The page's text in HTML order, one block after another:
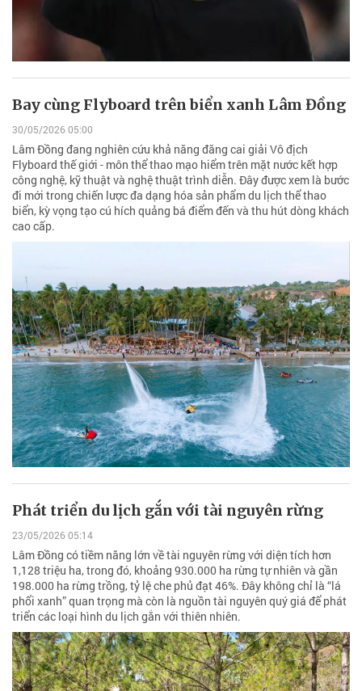
Bay cùng Flyboard trên biển xanh Lâm Đồng
30/05/2026 05:00
Lâm Đồng đang nghiên cứu khả năng đăng cai giải Vô địch
Flyboard thế giới - môn thể thao mạo hiểm trên mặt nước kết hợp
công nghệ, kỹ thuật và nghệ thuật trình diễn. Đây được xem là bước
đi mới trong chiến lược đa dạng hóa sản phẩm du lịch thể thao
biển, kỳ vọng tạo cú hích quảng bá điểm đến và thu hút dòng khách
cao cấp.
Phát triển du lịch gắn với tài nguyên rừng
23/05/2026 05:14
Lâm Đồng có tiềm năng lớn về tài nguyên rừng với diện tích hơn
1,128 triệu ha, trong đó, khoảng 930.000 ha rừng tự nhiên và gần
198.000 ha rừng trồng, tỷ lệ che phủ đạt 46%. Đây không chỉ là “lá
phổi xanh” quan trọng mà còn là nguồn tài nguyên quý giá để phát
triển các loại hình du lịch gắn với thiên nhiên.